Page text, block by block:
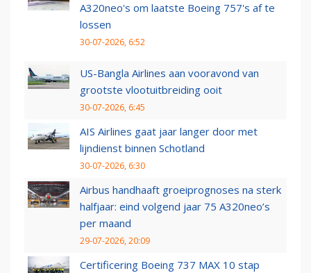
A320neo's om laatste Boeing 757's af te
lossen
30-07-2026, 6:52
US-Bangla Airlines aan vooravond van
grootste vlootuitbreiding ooit
30-07-2026, 6:45
AIS Airlines gaat jaar langer door met
lijndienst binnen Schotland
30-07-2026, 6:30
Airbus handhaaft groeiprognoses na sterk
halfjaar: eind volgend jaar 75 A320neo’s
per maand
29-07-2026, 20:09
Certificering Boeing 737 MAX 10 stap